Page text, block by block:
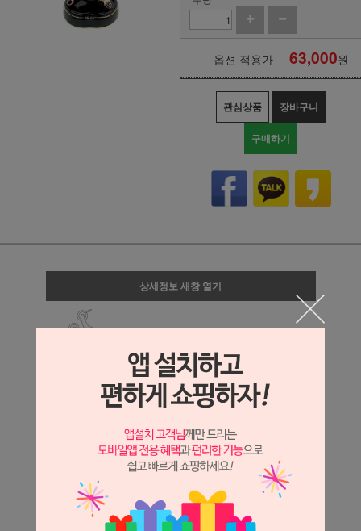
옵션 적용가 63,000원
관심상품 장바구니
구매하기
상세정보 새창 열기